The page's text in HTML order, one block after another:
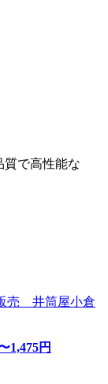
質で高性能な
売 井筒屋小倉
1,475円